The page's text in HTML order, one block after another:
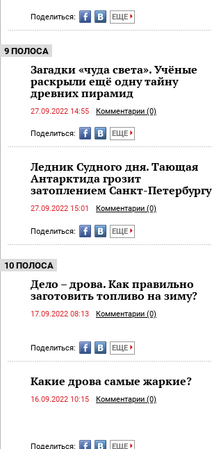
Поделиться: ЕЩЕ
9 ПОЛОСА
Загадки «чуда света». Учёные
раскрыли ещё одну тайну
древних пирамид
27.09.2022 14:55 Комментарии (0)
Поделиться: ЕЩЕ
Ледник Судного дня. Тающая
Антарктида грозит
затоплением Санкт-Петербургу
27.09.2022 15:01 Комментарии (0)
Поделиться: ЕЩЕ
10 ПОЛОСА
Дело – дрова. Как правильно
заготовить топливо на зиму?
17.09.2022 08:13 Комментарии (0)
Поделиться: ЕЩЕ
Какие дрова самые жаркие?
16.09.2022 10:15 Комментарии (0)
Поделиться: ЕЩЕ